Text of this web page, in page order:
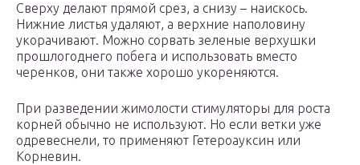
Сверху делают прямой срез, а снизу – наискось.
Нижние листья удаляют, а верхние наполовину
укорачивают. Можно сорвать зеленые верхушки
прошлогоднего побега и использовать вместо
черенков, они также хорошо укореняются.
При разведении жимолости стимуляторы для роста
корней обычно не используют. Но если ветки уже
одревеснели, то применяют Гетероауксин или
Корневин.